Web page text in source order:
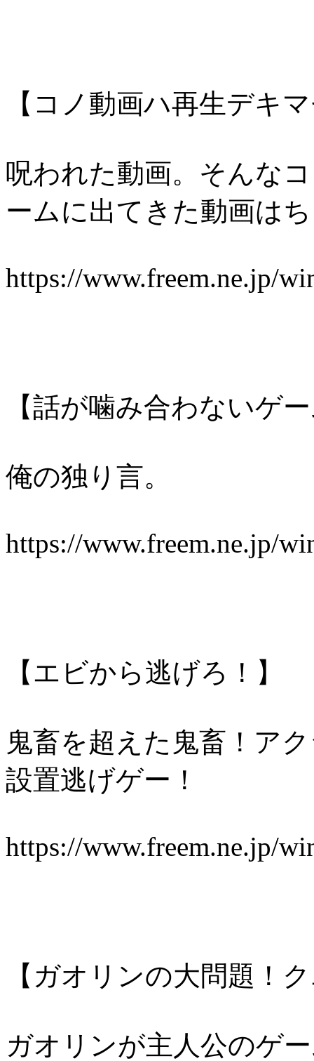
【コノ動画ハ再生デキ
呪われた動画。そんな
ームに出てきた動画は
https://www.freem.ne.jp/
【話が噛み合わないゲ
俺の独り言。
https://www.freem.ne.jp/
【エビから逃げろ！】
鬼畜を超えた鬼畜！ア
設置逃げゲー！
https://www.freem.ne.jp/
【ガオリンの大問題！
ガオリンが主人公のゲ